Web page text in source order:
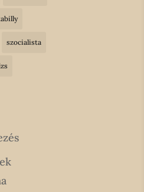
szocialista